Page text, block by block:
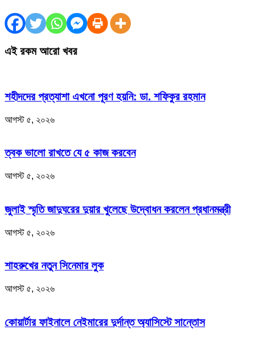
এই রকম আরো খবর
শহীদদের প্রত্যাশা এখনো পূরণ হয়নি: ডা. শফিকুর রহমান
আগস্ট ৫, ২০২৬
ত্বক ভালো রাখতে যে ৫ কাজ করবেন
আগস্ট ৫, ২০২৬
জুলাই স্মৃতি জাদুঘরের দুয়ার খুলেছে উদ্বোধন করলেন প্রধানমন্ত্রী
আগস্ট ৫, ২০২৬
শাহরুখের নতুন সিনেমার লুক
আগস্ট ৫, ২০২৬
কোয়ার্টার ফাইনালে নেইমারের দুর্দান্ত অ্যাসিস্টে সান্তোস